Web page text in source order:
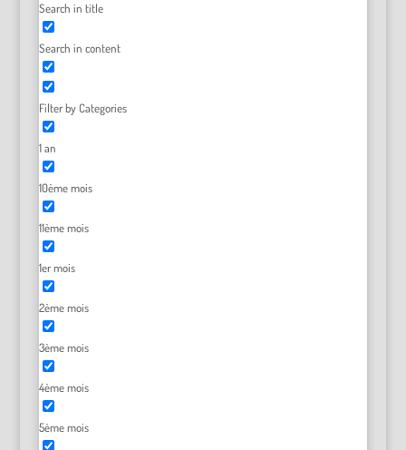
Search in title
Search in content
Filter by Categories
1 an
10ème mois
11ème mois
1er mois
2ème mois
3ème mois
4ème mois
5ème mois